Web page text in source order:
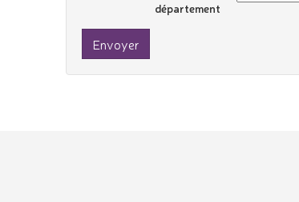
département
Envoyer